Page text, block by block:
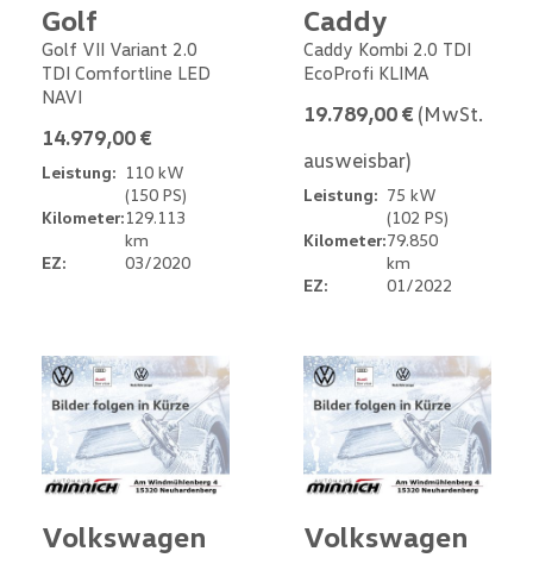
Golf
Golf VII Variant 2.0
TDI Comfortline LED
NAVI
14.979,00 €
Leistung: 110 kW
(150 PS)
Kilometer:129.113
km
EZ:
03/2020
Caddy
Caddy Kombi 2.0 TDI
EcoProfi KLIMA
19.789,00 € (MwSt.
ausweisbar)
Leistung: 75 kW
(102 PS)
Kilometer:79.850
km
EZ:
01/2022
Volkswagen
Volkswagen